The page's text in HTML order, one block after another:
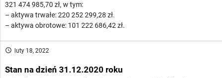
321 474 985,70 zł, w tym:
– aktywa trwałe: 220 252 299,28 zł.
– aktywa obrotowe: 101 222 686,42 zł.
access_time luty 18, 2022
Stan na dzień 31.12.2020 roku